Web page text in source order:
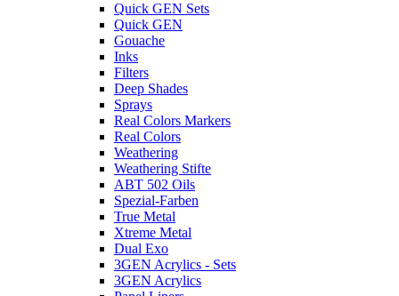
Quick GEN Sets
Quick GEN
Gouache
Inks
Filters
Deep Shades
Sprays
Real Colors Markers
Real Colors
Weathering
Weathering Stifte
ABT 502 Oils
Spezial-Farben
True Metal
Xtreme Metal
Dual Exo
3GEN Acrylics - Sets
3GEN Acrylics